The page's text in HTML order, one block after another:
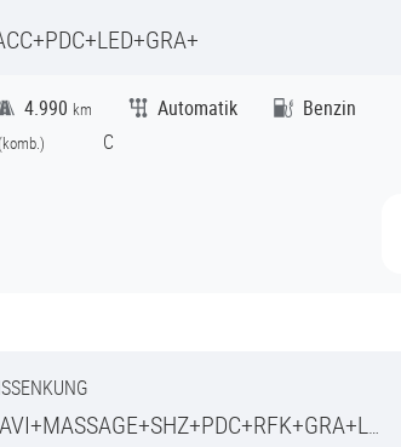
4.990 km Automatik
Benzin
komb.) C